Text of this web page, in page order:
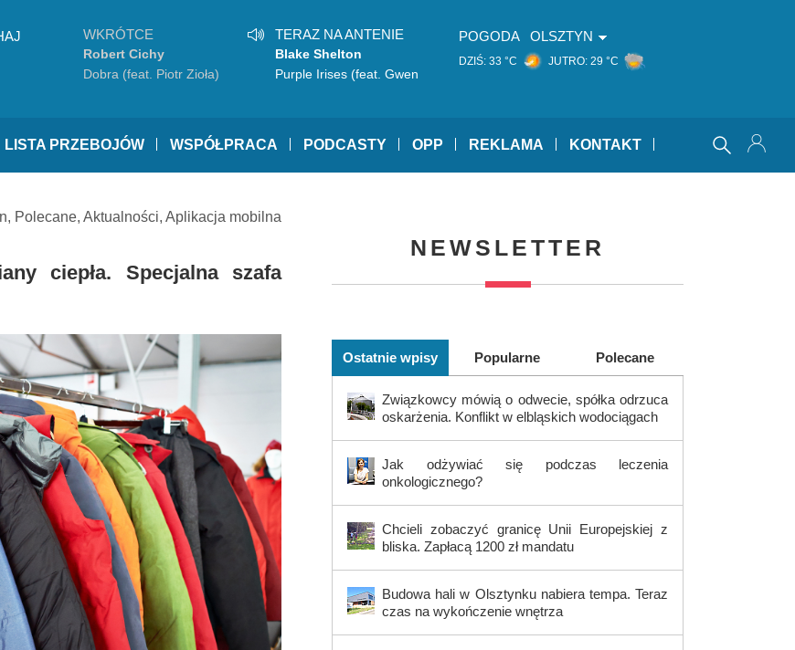
WKRÓTCE
Robert Cichy
Dobra (feat. Piotr Zioła)
TERAZ NA ANTENIE
Blake Shelton
Purple Irises (feat. Gwen
POGODA OLSZTYN
DZIŚ: 33 °C JUTRO: 29 °C
LISTA PRZEBOJÓW WSPÓŁPRACA PODCASTY OPP REKLAMA KONTAKT
, Polecane, Aktualności, Aplikacja mobilna
ciepła. Specjalna szafa
NEWSLETTER
Ostatnie wpisy Popularne Polecane
Związkowcy mówią o odwecie, spółka odrzuca
oskarżenia. Konflikt w elbląskich wodociągach
Jak odżywiać się podczas leczenia
onkologicznego?
Chcieli zobaczyć granicę Unii Europejskiej z
bliska. Zapłacą 1200 zł mandatu
Budowa hali w Olsztynku nabiera tempa. Teraz
czas na wykończenie wnętrza